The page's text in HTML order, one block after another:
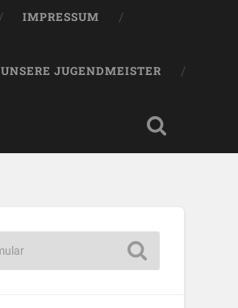
IMPRESSUM
UNSERE JUGENDMEISTER